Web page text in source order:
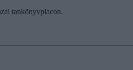
tankönyvpiacon.